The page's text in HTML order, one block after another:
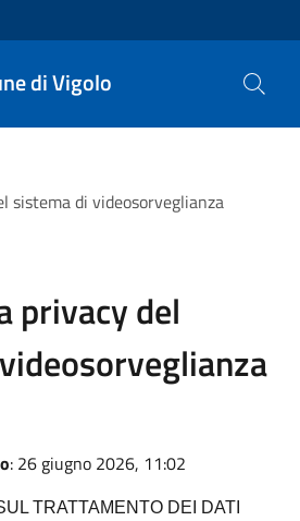
di Vigolo
sistema di videosorveglianza
privacy del
: 26 giugno 2026, 11:02
TRATTAMENTO DEI DATI